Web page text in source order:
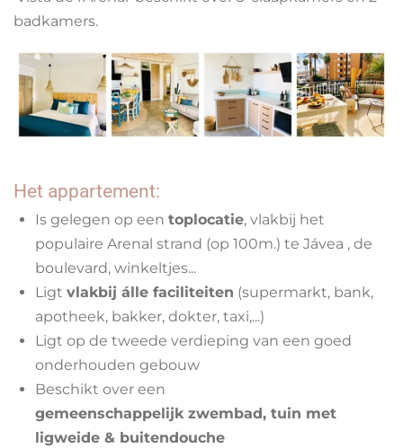
badkamers.
Het appartement:
Is gelegen op een toplocatie, vlakbij het
populaire Arenal strand (op 100m.) te Jávea , de
boulevard, winkeltjes...
Ligt vlakbij álle faciliteiten (supermarkt, bank,
apotheek, bakker, dokter, taxi,...)
Ligt op de tweede verdieping van een goed
onderhouden gebouw
Beschikt over een
gemeenschappelijk zwembad, tuin met
ligweide & buitendouche